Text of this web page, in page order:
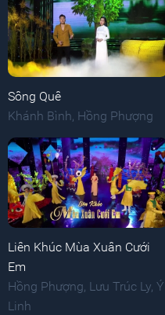
Sông Quê
Khánh Bình Hồng Phượng
Liên Khúc Mùa Xuân Cưới
Em
Hồng Phượng, Lưu Trúc Ly, Ý
Linh